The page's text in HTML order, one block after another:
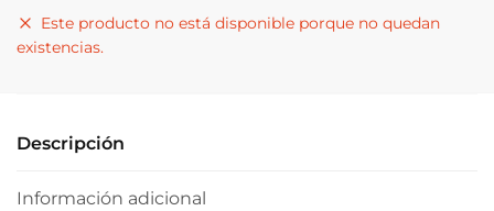
Este producto no está disponible porque no quedan
existencias.
Descripción
Información adicional